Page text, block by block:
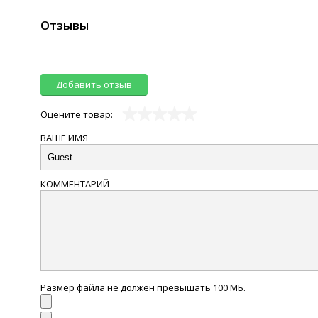
Отзывы
Добавить отзыв
Оцените товар:
ВАШЕ ИМЯ
КОММЕНТАРИЙ
Размер файла не должен превышать 100 МБ.